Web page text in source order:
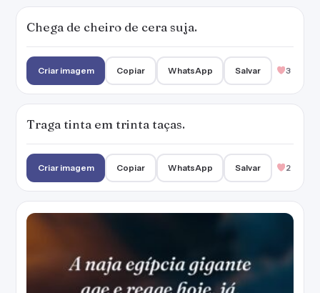
Chega de cheiro de cera suja.
Criar imagem Copiar WhatsApp Salvar 3
Traga tinta em trinta taças.
Criar imagem Copiar WhatsApp Salvar 2